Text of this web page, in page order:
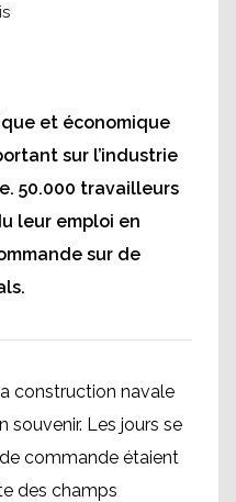
et économique
sur l’industrie
50.000 travailleurs
leur emploi en
sur de
la construction navale
souvenir. Les jours se
commande étaient
des champs